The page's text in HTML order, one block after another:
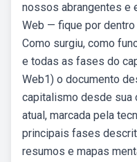
nossos abrangentes e
Web — fique por
Como surgiu, como
e todas as fases do
Web1) o documento
capitalismo desde sua
atual, marcada pela
principais fases
resumos e mapas